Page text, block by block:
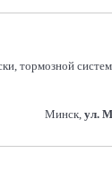
тормозной
Минск, ул.